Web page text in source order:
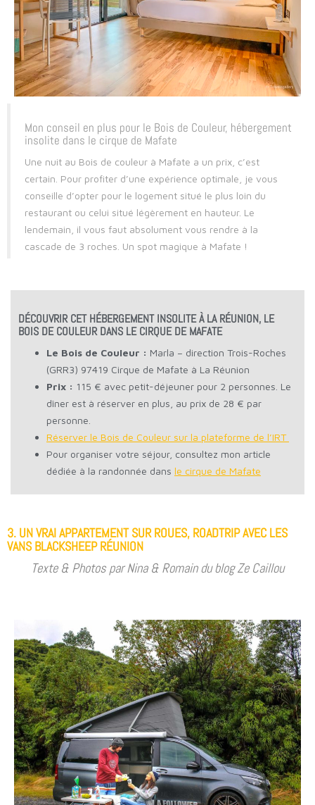
Mon conseil en plus pour le Bois de Couleur, hébergement
insolite dans le cirque de Mafate
Une nuit au Bois de couleur à Mafate a un prix, c’est
certain. Pour profiter d’une expérience optimale, je vous
conseille d’opter pour le logement situé le plus loin du
restaurant ou celui situé légèrement en hauteur. Le
lendemain, il vous faut absolument vous rendre à la
cascade de 3 roches. Un spot magique à Mafate !
DÉCOUVRIR CET HÉBERGEMENT INSOLITE À LA RÉUNION, LE
BOIS DE COULEUR DANS LE CIRQUE DE MAFATE
Le Bois de Couleur : Marla – direction Trois-Roches
(GRR3) 97419 Cirque de Mafate à La Réunion
Prix : 115 € avec petit-déjeuner pour 2 personnes. Le
dîner est à réserver en plus, au prix de 28 € par
personne.
Réserver le Bois de Couleur sur la plateforme de l’IRT
Pour organiser votre séjour, consultez mon article
dédiée à la randonnée dans le cirque de Mafate
3. UN VRAI APPARTEMENT SUR ROUES, ROADTRIP AVEC LES
VANS BLACKSHEEP RÉUNION
Texte & Photos par Nina & Romain du blog Ze Caillou